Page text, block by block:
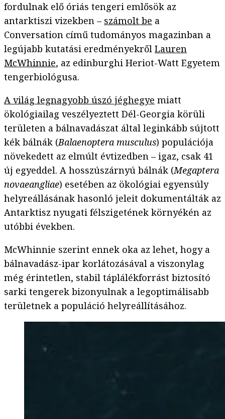
fordulnak elő óriás tengeri emlősök az
antarktiszi vizekben – számolt be a
Conversation című tudományos magazinban a
legújabb kutatási eredményekről Lauren
McWhinnie, az edinburghi Heriot-Watt Egyetem
tengerbiológusa.
A világ legnagyobb úszó jéghegye miatt
ökológiailag veszélyeztett Dél-Georgia körüli
területen a bálnavadászat által leginkább sújtott
kék bálnák (Balaenoptera musculus) populációja
növekedett az elmúlt évtizedben – igaz, csak 41
új egyeddel. A hosszúszárnyú bálnák (Megaptera
novaeangliae) esetében az ökológiai egyensúly
helyreállásának hasonló jeleit dokumentálták az
Antarktisz nyugati félszigetének környékén az
utóbbi években.
McWhinnie szerint ennek oka az lehet, hogy a
bálnavadász-ipar korlátozásával a viszonylag
még érintetlen, stabil táplálékforrást biztosító
sarki tengerek bizonyulnak a legoptimálisabb
területnek a populáció helyreállításához.